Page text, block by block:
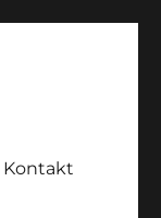
Kontakt